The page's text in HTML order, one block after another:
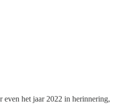
even het jaar 2022 in herinnering,